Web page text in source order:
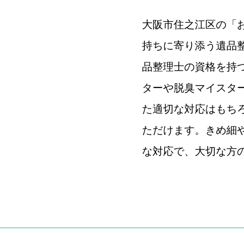
大阪市住之江区の「
持ちに寄り添う遺品
品整理士の資格を持
ターや脱臭マイスタ
た適切な対応はもち
ただけます。きめ細
な対応で、大切な方